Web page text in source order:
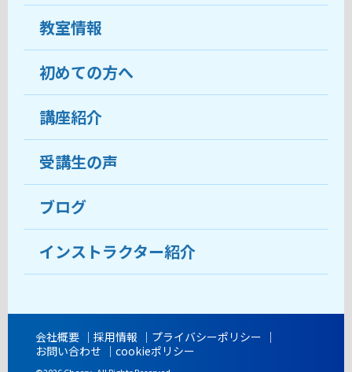
教室情報
教室について
受講生の声
おすすめ・人気の講座
目的から講座を探す
教室ブログ
初めての方へ
ココがおすすめ
料金
受講までの流れ
よくあるご質問
講座紹介
受講生の声
ブログ
インストラクター紹介
会社概要 採用情報
プライバシーポリシー
お問い合わせ
cookieポリシー